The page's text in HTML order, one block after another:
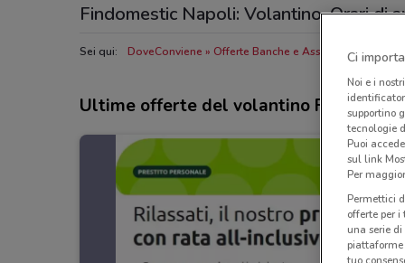
Findomestic Napoli: Volantino, Orari di
Sei qui: DoveConviene Offerte Banche e Assicurazioni a
Ultime offerte del volantino
Ci
Noi e i nostri
supportino
tecnologie
Puoi
sul link
Per
Permettici
offerte per
una serie
piattaforme
tuo